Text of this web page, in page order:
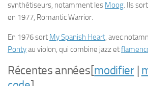
synthétiseurs, notamment les Moog. Ils
en 1977, Romantic Warrior.
En 1976 sort My Spanish Heart, avec
Pontyau violon, qui combine jazz et
Récentes années[modifier|